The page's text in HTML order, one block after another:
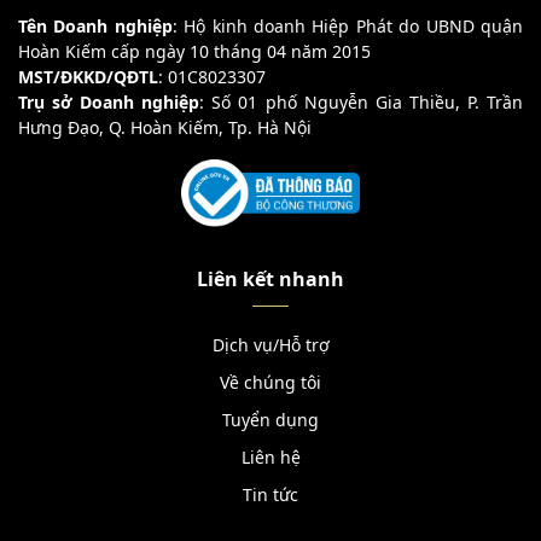
Tên Doanh nghiệp: Hộ kinh doanh Hiệp Phát do UBND quận
Hoàn Kiếm cấp ngày 10 tháng 04 năm 2015
MST/ĐKKD/QĐTL: 01C8023307
Trụ sở Doanh nghiệp: Số 01 phố Nguyễn Gia Thiều, P. Trần
Hưng Đạo, Q. Hoàn Kiếm, Tp. Hà Nội
Liên kết nhanh
Dịch vụ/Hỗ trợ
Về chúng tôi
Tuyển dụng
Liên hệ
Tin tức